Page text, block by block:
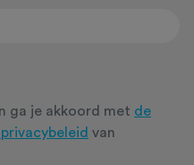
ga je akkoord met de
van